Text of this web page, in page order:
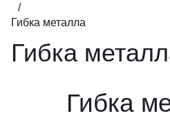
/
Гибка металла
Гибка
Гибка